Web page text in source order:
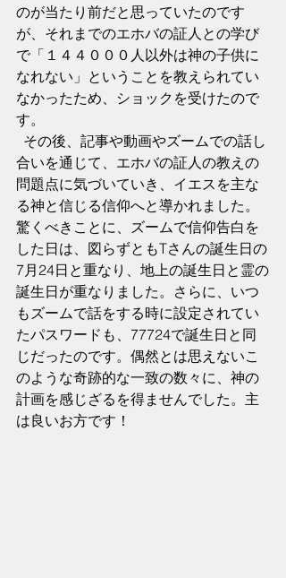
のが当たり前だと思っていたのです
が、それまでのエホバの証人との学び
で「１４４０００人以外は神の子供に
なれない」ということを教えられてい
なかったため、ショックを受けたので
す。
合いを通じて、エホバの証人の教えの
問題点に気づいていき、イエスを主な
る神と信じる信仰へと導かれました。
驚くべきことに、ズームで信仰告白を
した日は、図らずともTさんの誕生日の
7月24日と重なり、地上の誕生日と霊の
誕生日が重なりました。さらに、いつ
もズームで話をする時に設定されてい
たパスワードも、77724で誕生日と同
じだったのです。偶然とは思えないこ
のような奇跡的な一致の数々に、神の
計画を感じざるを得ませんでした。主
は良いお方です！